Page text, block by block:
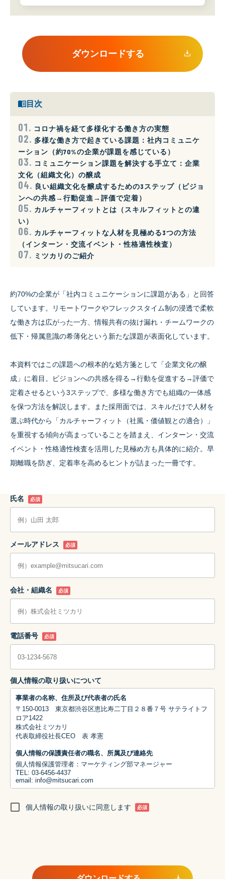
目次
コロナ禍を経て多様化する働き方の実態
多様な働き方で起きている課題：社内コミュニケ
ーション（約70%の企業が課題を感じている）
コミュニケーション課題を解決する手立て：企業
文化（組織文化）の醸成
良い組織文化を醸成するための3ステップ（ビジョ
ンへの共感→行動促進→評価で定着）
カルチャーフィットとは（スキルフィットとの違
い）
カルチャーフィットな人材を見極める3つの方法
（インターン・交流イベント・性格適性検査）
ミツカリのご紹介
約70%の企業が「社内コミュニケーションに課題がある」と回答
しています。リモートワークやフレックスタイム制の浸透で柔軟
な働き方は広がった一方、情報共有の抜け漏れ・チームワークの
低下・帰属意識の希薄化という新たな課題が表面化しています。
本資料ではこの課題への根本的な処方箋として「企業文化の醸
成」に着目。ビジョンへの共感を得る→行動を促進する→評価で
定着させるという3ステップで、多様な働き方でも組織の一体感
を保つ方法を解説します。また採用面では、スキルだけで人材を
選ぶ時代から「カルチャーフィット（社風・価値観との適合）」
を重視する傾向が高まっていることを踏まえ、インターン・交流
イベント・性格適性検査を活用した見極め方も具体的に紹介。早
期離職を防ぎ、定着率を高めるヒントが詰まった一冊です。
ダウンロードする
氏名 必須
メールアドレス 必須
会社・組織名 必須
電話番号 必須
個人情報の取り扱いについて
事業者の名称、住所及び代表者の氏名
〒150-0013 東京都渋谷区恵比寿二丁目２８番７号 サテライトフ
ロア1422
株式会社ミツカリ
代表取締役社長CEO 表 孝憲
個人情報の保護責任者の職名、所属及び連絡先
個人情報保護管理者：マーケティング部マネージャー
TEL: 03-6456-4437
email: info@mitsucari.com
① 当社から本人への連絡、問合せおよび資料請求等への回答のた
個人情報の取り扱いに同意します 必須